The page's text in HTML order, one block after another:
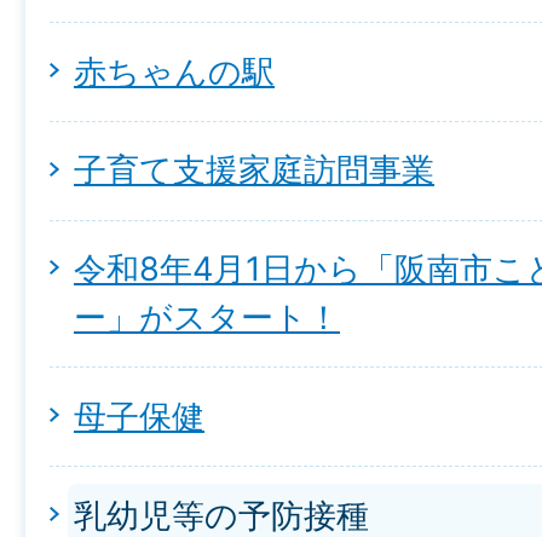
赤ちゃんの駅
子育て支援家庭訪問事業
令和8年4月1日から「阪南市
ー」がスタート！
母子保健
乳幼児等の予防接種